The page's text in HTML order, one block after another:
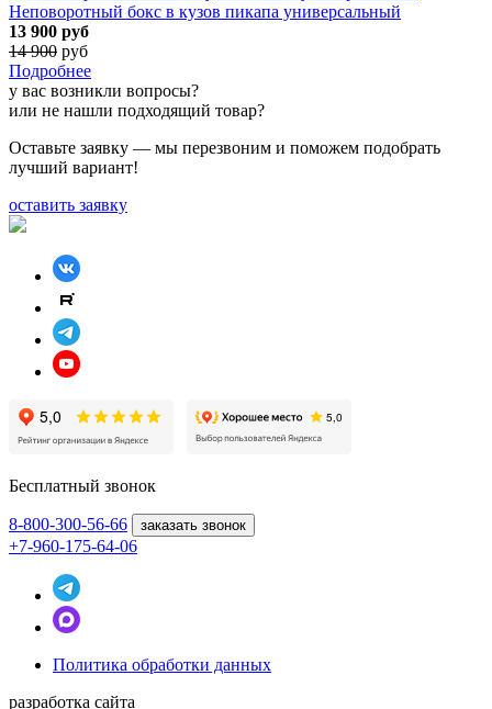
Неповоротный бокс в кузов пикапа универсальный
13 900 руб
14 900 руб
Подробнее
у вас возникли вопросы?
или не нашли подходящий товар?
Оставьте заявку — мы перезвоним и поможем подобрать
лучший вариант!
оставить заявку
Бесплатный звонок
8-800-300-56-66 заказать звонок
+7-960-175-64-06
Политика обработки данных
разработка сайта